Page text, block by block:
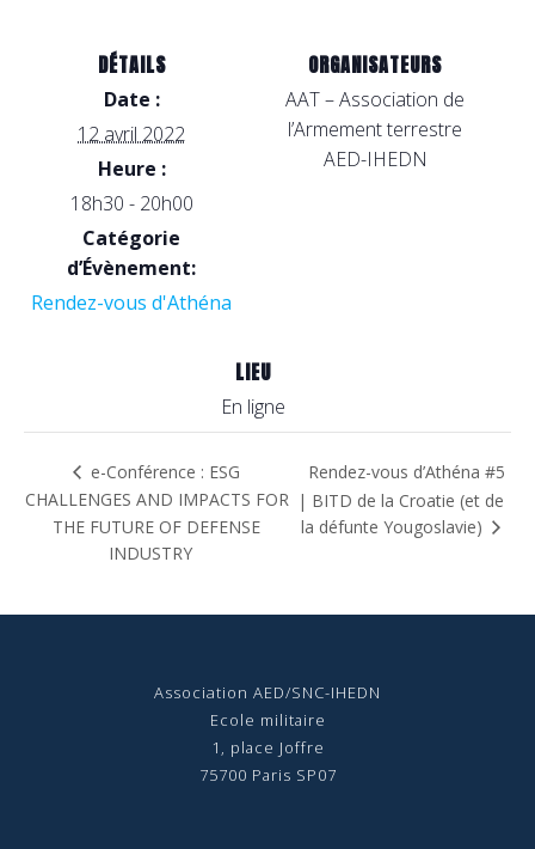
DÉTAILS
Date :
12 avril 2022
Heure :
18h30 - 20h00
Catégorie
d’Évènement:
Rendez-vous d'Athéna
ORGANISATEURS
AAT – Association de
l’Armement terrestre
AED-IHEDN
LIEU
En ligne
e-Conférence : ESG
CHALLENGES AND IMPACTS FOR
THE FUTURE OF DEFENSE
INDUSTRY
Rendez-vous d’Athéna #5
| BITD de la Croatie (et de
la défunte Yougoslavie)
Association AED/SNC-IHEDN
Ecole militaire
1, place Joffre
75700 Paris SP07